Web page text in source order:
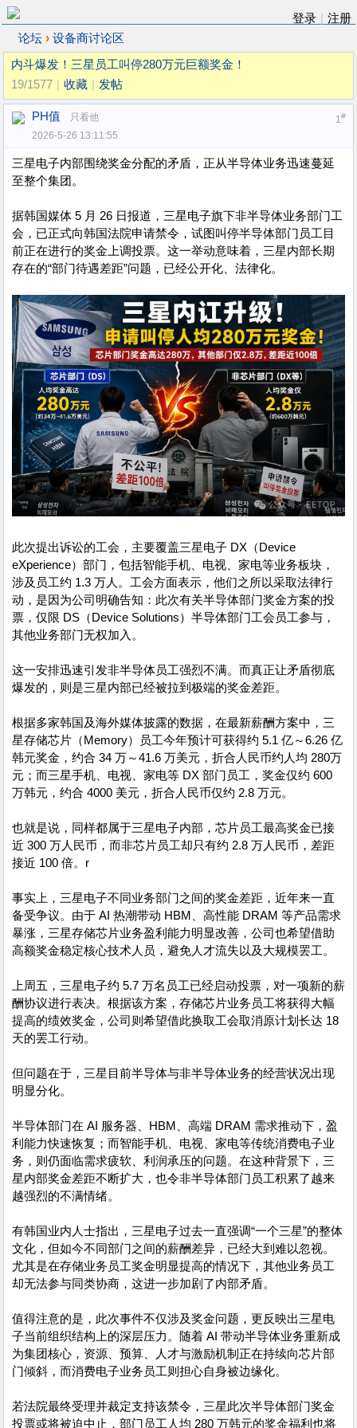
登录
注册
论坛 › 设备商讨论区
内斗爆发！三星员工叫停280万元巨额奖金！
19/1577
收藏 发帖
1#
PH值
只看他
2026-5-26 13:11:55
三星电子内部围绕奖金分配的矛盾，正从半导体业务迅速蔓延
至整个集团。
据韩国媒体 5 月 26 日报道，三星电子旗下非半导体业务部门工
会，已正式向韩国法院申请禁令，试图叫停半导体部门员工目
前正在进行的奖金上调投票。这一举动意味着，三星内部长期
存在的“部门待遇差距”问题，已经公开化、法律化。
此次提出诉讼的工会，主要覆盖三星电子 DX（Device
eXperience）部门，包括智能手机、电视、家电等业务板块，
涉及员工约 1.3 万人。工会方面表示，他们之所以采取法律行
动，是因为公司明确告知：此次有关半导体部门奖金方案的投
票，仅限 DS（Device Solutions）半导体部门工会员工参与，
其他业务部门无权加入。
这一安排迅速引发非半导体员工强烈不满。而真正让矛盾彻底
爆发的，则是三星内部已经被拉到极端的奖金差距。
根据多家韩国及海外媒体披露的数据，在最新薪酬方案中，三
星存储芯片（Memory）员工今年预计可获得约 5.1 亿～6.26 亿
韩元奖金，约合 34 万～41.6 万美元，折合人民币约人均 280万
元；而三星手机、电视、家电等 DX 部门员工，奖金仅约 600
万韩元，约合 4000 美元，折合人民币仅约 2.8 万元。
也就是说，同样都属于三星电子内部，芯片员工最高奖金已接
近 300 万人民币，而非芯片员工却只有约 2.8 万人民币，差距
接近 100 倍。r
事实上，三星电子不同业务部门之间的奖金差距，近年来一直
备受争议。由于 AI 热潮带动 HBM、高性能 DRAM 等产品需求
暴涨，三星存储芯片业务盈利能力明显改善，公司也希望借助
高额奖金稳定核心技术人员，避免人才流失以及大规模罢工。
上周五，三星电子约 5.7 万名员工已经启动投票，对一项新的薪
酬协议进行表决。根据该方案，存储芯片业务员工将获得大幅
提高的绩效奖金，公司则希望借此换取工会取消原计划长达 18
天的罢工行动。
但问题在于，三星目前半导体与非半导体业务的经营状况出现
明显分化。
半导体部门在 AI 服务器、HBM、高端 DRAM 需求推动下，盈
利能力快速恢复；而智能手机、电视、家电等传统消费电子业
务，则仍面临需求疲软、利润承压的问题。在这种背景下，三
星内部奖金差距不断扩大，也令非半导体部门员工积累了越来
越强烈的不满情绪。
有韩国业内人士指出，三星电子过去一直强调“一个三星”的整体
文化，但如今不同部门之间的薪酬差异，已经大到难以忽视。
尤其是在存储业务员工奖金明显提高的情况下，其他业务员工
却无法参与同类协商，这进一步加剧了内部矛盾。
值得注意的是，此次事件不仅涉及奖金问题，更反映出三星电
子当前组织结构上的深层压力。随着 AI 带动半导体业务重新成
为集团核心，资源、预算、人才与激励机制正在持续向芯片部
门倾斜，而消费电子业务员工则担心自身被边缘化。
若法院最终受理并裁定支持该禁令，三星此次半导体部门奖金
投票或将被迫中止，部门员工人均 280 万韩元的奖金福利也将